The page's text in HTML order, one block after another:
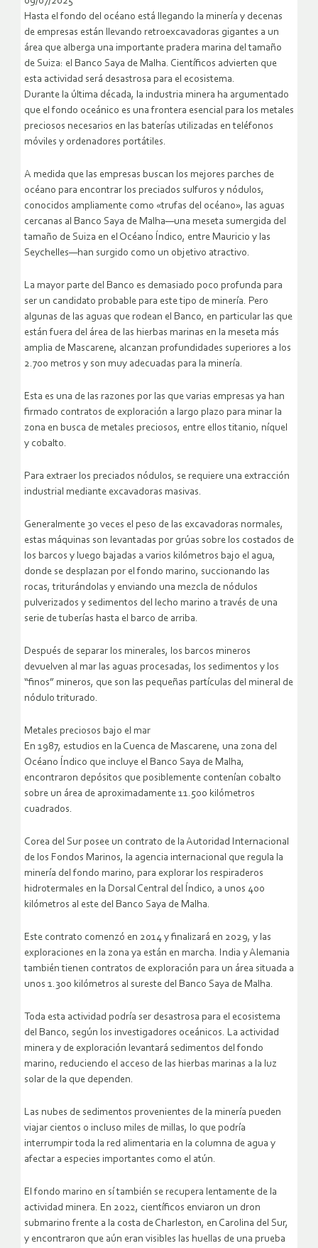
Hasta el fondo del océano está llegando la minería y decenas
de empresas están llevando retroexcavadoras gigantes a un
área que alberga una importante pradera marina del tamaño
de Suiza: el Banco Saya de Malha. Científicos advierten que
esta actividad será desastrosa para el ecosistema.
Durante la última década, la industria minera ha argumentado
que el fondo oceánico es una frontera esencial para los metales
preciosos necesarios en las baterías utilizadas en teléfonos
móviles y ordenadores portátiles.
A medida que las empresas buscan los mejores parches de
océano para encontrar los preciados sulfuros y nódulos,
conocidos ampliamente como «trufas del océano», las aguas
cercanas al Banco Saya de Malha—una meseta sumergida del
tamaño de Suiza en el Océano Índico, entre Mauricio y las
Seychelles—han surgido como un objetivo atractivo.
La mayor parte del Banco es demasiado poco profunda para
ser un candidato probable para este tipo de minería. Pero
algunas de las aguas que rodean el Banco, en particular las que
están fuera del área de las hierbas marinas en la meseta más
amplia de Mascarene, alcanzan profundidades superiores a los
2.700 metros y son muy adecuadas para la minería.
Esta es una de las razones por las que varias empresas ya han
firmado contratos de exploración a largo plazo para minar la
zona en busca de metales preciosos, entre ellos titanio, níquel
y cobalto.
Para extraer los preciados nódulos, se requiere una extracción
industrial mediante excavadoras masivas.
Generalmente 30 veces el peso de las excavadoras normales,
estas máquinas son levantadas por grúas sobre los costados de
los barcos y luego bajadas a varios kilómetros bajo el agua,
donde se desplazan por el fondo marino, succionando las
rocas, triturándolas y enviando una mezcla de nódulos
pulverizados y sedimentos del lecho marino a través de una
serie de tuberías hasta el barco de arriba.
Después de separar los minerales, los barcos mineros
devuelven al mar las aguas procesadas, los sedimentos y los
“finos” mineros, que son las pequeñas partículas del mineral de
nódulo triturado.
Metales preciosos bajo el mar
En 1987, estudios en la Cuenca de Mascarene, una zona del
Océano Índico que incluye el Banco Saya de Malha,
encontraron depósitos que posiblemente contenían cobalto
sobre un área de aproximadamente 11.500 kilómetros
cuadrados.
Corea del Sur posee un contrato de la Autoridad Internacional
de los Fondos Marinos, la agencia internacional que regula la
minería del fondo marino, para explorar los respiraderos
hidrotermales en la Dorsal Central del Índico, a unos 400
kilómetros al este del Banco Saya de Malha.
Este contrato comenzó en 2014 y finalizará en 2029, y las
exploraciones en la zona ya están en marcha. India y Alemania
también tienen contratos de exploración para un área situada a
unos 1.300 kilómetros al sureste del Banco Saya de Malha.
Toda esta actividad podría ser desastrosa para el ecosistema
del Banco, según los investigadores oceánicos. La actividad
minera y de exploración levantará sedimentos del fondo
marino, reduciendo el acceso de las hierbas marinas a la luz
solar de la que dependen.
Las nubes de sedimentos provenientes de la minería pueden
viajar cientos o incluso miles de millas, lo que podría
interrumpir toda la red alimentaria en la columna de agua y
afectar a especies importantes como el atún.
El fondo marino en sí también se recupera lentamente de la
actividad minera. En 2022, científicos enviaron un dron
submarino frente a la costa de Charleston, en Carolina del Sur,
y encontraron que aún eran visibles las huellas de una prueba